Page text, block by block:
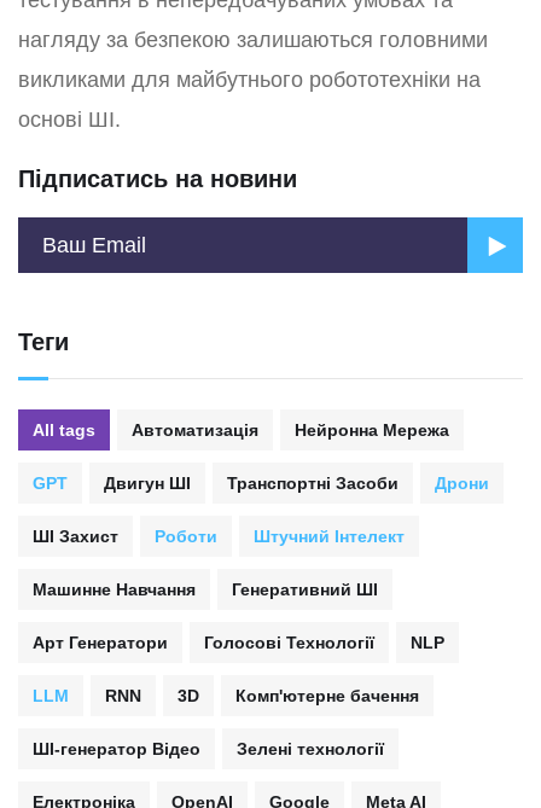
нагляду за безпекою залишаються головними
викликами для майбутнього робототехніки на
основі ШІ.
Підписатись на новини
Теги
All tags Автоматизація Нейронна Мережа
GPT Двигун ШІ Транспортні Засоби Дрони
ШІ Захист Роботи Штучний Інтелект
Машинне Навчання Генеративний ШІ
Арт Генератори Голосові Технології NLP
LLM RNN 3D Комп'ютерне бачення
ШІ-генератор Відео Зелені технології
Електроніка OpenAI Google Meta AI